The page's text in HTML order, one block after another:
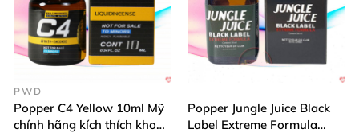
PWD
Popper C4 Yellow 10ml Mỹ
chính hãng kích thích khoái
Popper Jungle Juice Black
Label Extreme Formula